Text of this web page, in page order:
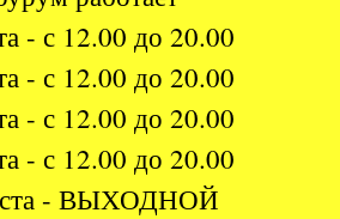
- с 12.00 до 20.00
- с 12.00 до 20.00
- с 12.00 до 20.00
- с 12.00 до 20.00
- ВЫХОДНОЙ